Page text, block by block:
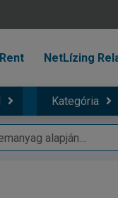
NetLízing
Kategória